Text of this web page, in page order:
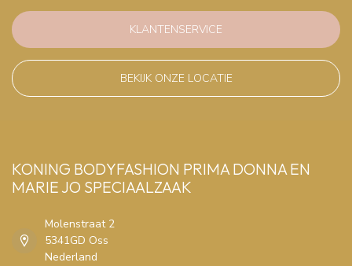
KLANTENSERVICE
BEKIJK ONZE LOCATIE
KONING BODYFASHION PRIMA DONNA EN
MARIE JO SPECIAALZAAK
Molenstraat 2
5341GD Oss
Nederland